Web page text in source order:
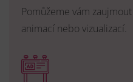
Pomůžeme vám
animací nebo vizualizací.